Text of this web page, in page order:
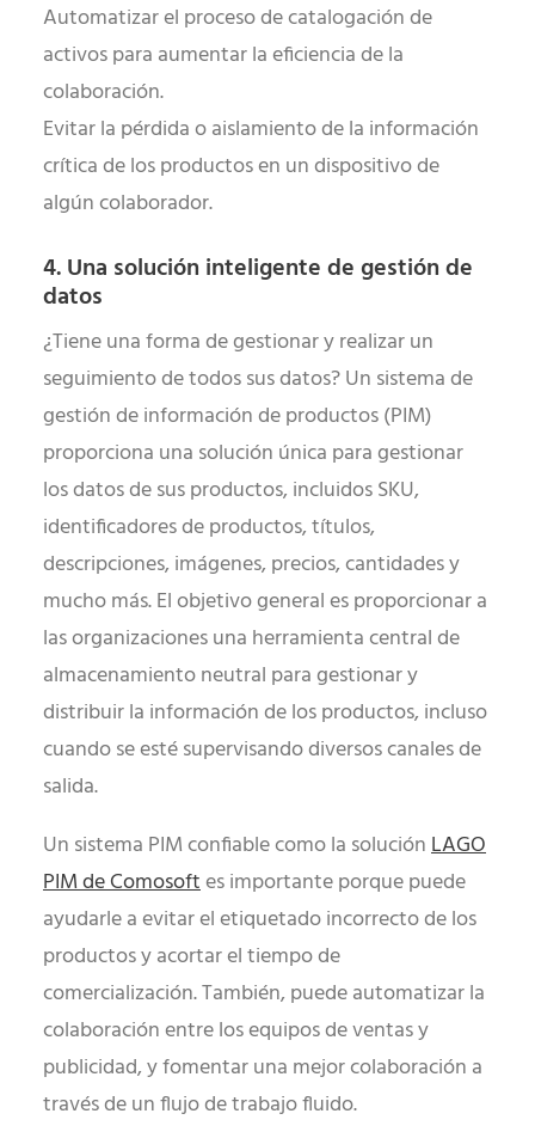
Automatizar el proceso de catalogación de
activos para aumentar la eficiencia de la
colaboración.
Evitar la pérdida o aislamiento de la información
crítica de los productos en un dispositivo de
algún colaborador.
4. Una solución inteligente de gestión de
datos
¿Tiene una forma de gestionar y realizar un
seguimiento de todos sus datos? Un sistema de
gestión de información de productos (PIM)
proporciona una solución única para gestionar
los datos de sus productos, incluidos SKU,
identificadores de productos, títulos,
descripciones, imágenes, precios, cantidades y
mucho más. El objetivo general es proporcionar a
las organizaciones una herramienta central de
almacenamiento neutral para gestionar y
distribuir la información de los productos, incluso
cuando se esté supervisando diversos canales de
salida.
Un sistema PIM confiable como la soluciónLAGO
PIM de Comosoftes importante porque puede
ayudarle a evitar el etiquetado incorrecto de los
productos y acortar el tiempo de
comercialización. También, puede automatizar la
colaboración entre los equipos de ventas y
publicidad, y fomentar una mejor colaboración a
través de un flujo de trabajo fluido.